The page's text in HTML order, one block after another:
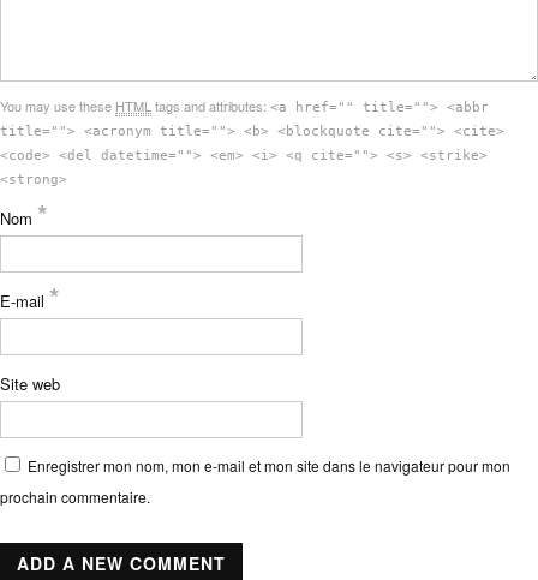
You may use these HTMLtags and attributes: <a href="" title=""> <abbr
title=""> <acronym title=""> <b> <blockquote cite=""> <cite>
<code> <del datetime=""> <em> <i> <q cite=""> <s> <strike>
<strong>
Nom *
E-mail *
Site web
Enregistrer mon nom, mon e-mail et mon site dans le navigateur pour mon
prochain commentaire.